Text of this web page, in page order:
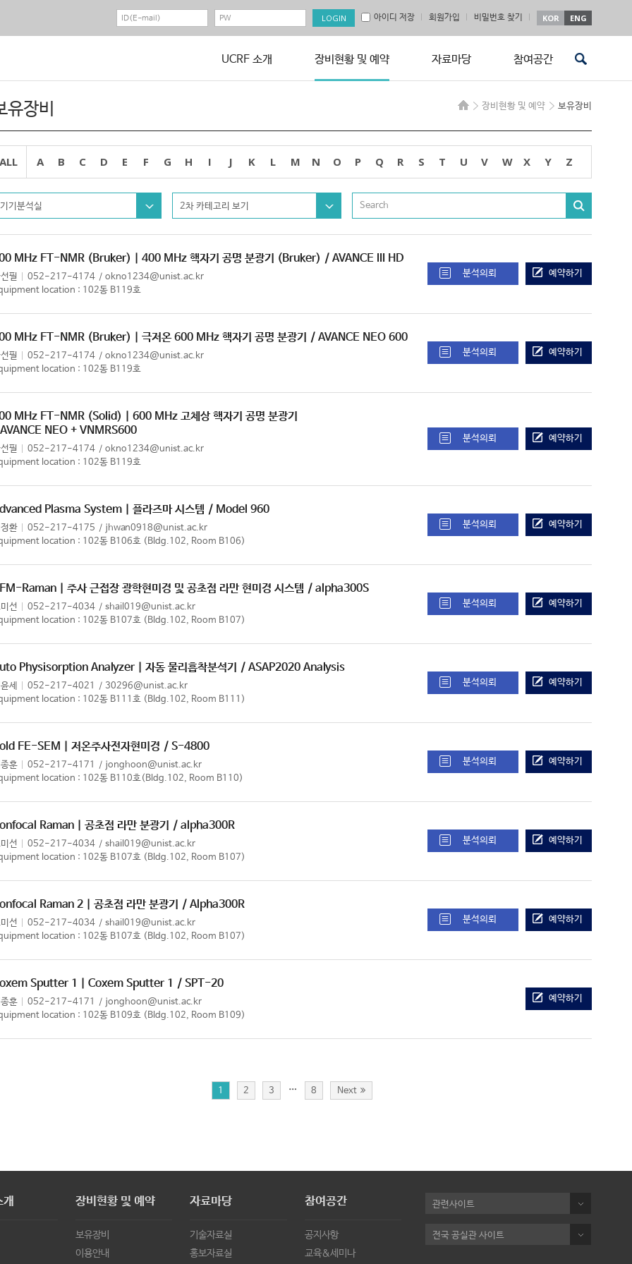
아이디 저장 회원가입 비밀번호 찾기 KOR ENG
UCRF 소개 장비현황 및 예약 자료마당 참여공간
장비현황 및 예약 보유장비
유장비
ALL A B C D E F G H I J K L M N O P Q R S T U V W X Y Z
기기분석실 2차 카테고리 보기
MHz FT-NMR (Bruker) | 400 MHz 핵자기 공명 분광기 (Bruker) / AVANCE III HD
필 052-217-4174
okno1234@unist.ac.kr
location : 102동 B119호
분석의뢰 예약하기
MHz FT-NMR (Bruker) | 극저온 600 MHz 핵자기 공명 분광기 / AVANCE NEO 600
필 052-217-4174
okno1234@unist.ac.kr
location : 102동 B119호
분석의뢰 예약하기
MHz FT-NMR (Solid) | 600 MHz 고체상 핵자기 공명 분광기
NEO + VNMRS600
필 052-217-4174
okno1234@unist.ac.kr
location : 102동 B119호
분석의뢰 예약하기
Plasma System | 플라즈마 시스템 / Model 960
환 052-217-4175
jhwan0918@unist.ac.kr
location : 102동 B106호 (Bldg.102, Room B106)
분석의뢰 예약하기
Raman | 주사 근접장 광학현미경 및 공초점 라만 현미경 시스템 / alpha300S
선 052-217-4034
shail019@unist.ac.kr
location : 102동 B107호 (Bldg.102, Room B107)
분석의뢰 예약하기
Physisorption Analyzer | 자동 물리흡착분석기 / ASAP2020 Analysis
세 052-217-4021
30296@unist.ac.kr
location : 102동 B111호 (Bldg.102, Room B111)
분석의뢰 예약하기
FE-SEM | 저온주사전자현미경 / S-4800
훈 052-217-4171
jonghoon@unist.ac.kr
location : 102동 B110호(Bldg.102, Room B110)
분석의뢰 예약하기
Raman | 공초점 라만 분광기 / alpha300R
선 052-217-4034
shail019@unist.ac.kr
location : 102동 B107호 (Bldg.102, Room B107)
분석의뢰 예약하기
Raman 2 | 공초점 라만 분광기 / Alpha300R
선 052-217-4034
shail019@unist.ac.kr
location : 102동 B107호 (Bldg.102, Room B107)
분석의뢰 예약하기
Sputter 1 | Coxem Sputter 1 / SPT-20
훈 052-217-4171
jonghoon@unist.ac.kr
location : 102동 B109호 (Bldg.102, Room B109)
예약하기
1 2 3 … 8 Next
장비현황 및 예약
보유장비
이용안내
자료마당
기술자료실
홍보자료실
참여공간
공지사항
교육&세미나
관련사이트
전국 공실관 사이트